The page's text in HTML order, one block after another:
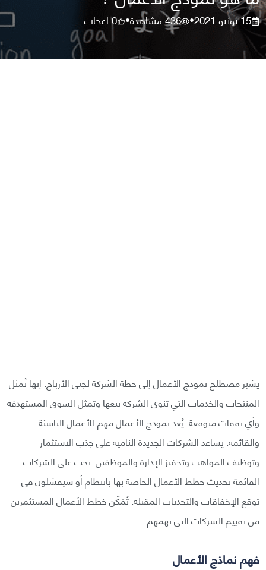
15 يونيو 2021 •
436مشاهدة•
0اعجاب
يشير مصطلح نموذج الأعمال إلى خطة الشركة لجني الأرباح. إنها تُمثل
المنتجات والخدمات التي تنوي الشركة بيعها وتمثل السوق المستهدفة
وأي نفقات متوقعة. يُعد نموذج الأعمال مهم للأعمال الناشئة
والقائمة. يساعد الشركات الجديدة النامية على جذب الاستثمار
وتوظيف المواهب وتحفيز الإدارة والموظفين. يجب على الشركات
القائمة تحديث خطط الأعمال الخاصة بها بانتظام أو سيفشلون في
توقع الإخفاقات والتحديات المقبلة. تُمَكّن خطط الأعمال المستثمرين
من تقييم الشركات التي تهمهم.
فهم نماذج الأعمال